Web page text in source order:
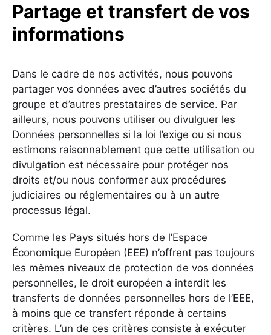
Partage et transfert de vos
informations
Dans le cadre de nos activités, nous pouvons
partager vos données avec d’autres sociétés du
groupe et d’autres prestataires de service. Par
ailleurs, nous pouvons utiliser ou divulguer les
Données personnelles si la loi l’exige ou si nous
estimons raisonnablement que cette utilisation ou
divulgation est nécessaire pour protéger nos
droits et/ou nous conformer aux procédures
judiciaires ou réglementaires ou à un autre
processus légal.
Comme les Pays situés hors de l’Espace
Économique Européen (EEE) n’offrent pas toujours
les mêmes niveaux de protection de vos données
personnelles, le droit européen a interdit les
transferts de données personnelles hors de l’EEE,
à moins que ce transfert réponde à certains
critères. L’un de ces critères consiste à exécuter